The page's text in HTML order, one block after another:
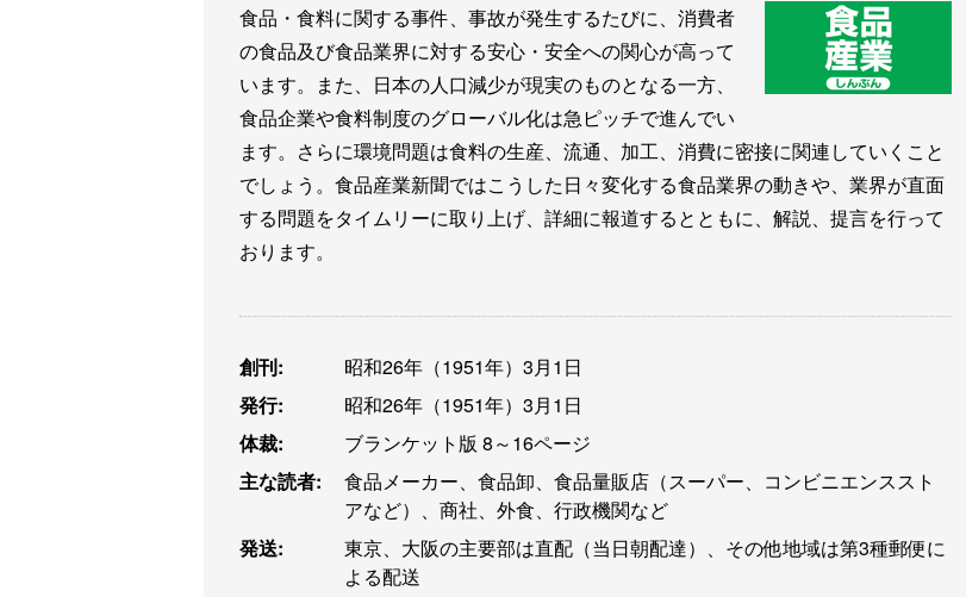
食品・食料に関する事件、事故が発生するたびに、消費者
の食品及び食品業界に対する安心・安全への関心が高って
います。また、日本の人口減少が現実のものとなる一方、
食品企業や食料制度のグローバル化は急ピッチで進んでい
ます。さらに環境問題は食料の生産、流通、加工、消費に密接に関連していくこと
でしょう。食品産業新聞ではこうした日々変化する食品業界の動きや、業界が直面
する問題をタイムリーに取り上げ、詳細に報道するとともに、解説、提言を行って
おります。
創刊:
昭和26年（1951年）3月1日
発行:
昭和26年（1951年）3月1日
体裁:
ブランケット版 8～16ページ
主な読者:
食品メーカー、食品卸、食品量販店（スーパー、コンビニエンススト
アなど）、商社、外食、行政機関など
発送:
東京、大阪の主要部は直配（当日朝配達）、その他地域は第3種郵便に
よる配送